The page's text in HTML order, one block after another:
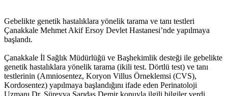
Gebelikte genetik hastalıklara yönelik tarama ve tanı testleri
Çanakkale Mehmet Akif Ersoy Devlet Hastanesi’nde yapılmaya
başlandı.
Çanakkale İl Sağlık Müdürlüğü ve Başhekimlik desteği ile gebelikte
genetik hastalıklara yönelik tarama (ikili test. Dörtlü test) ve tanı
testlerinin (Amniosentez, Koryon Villus Örneklemsi (CVS),
Kordosentez) yapılmaya başlandığını ifade eden Perinatoloji